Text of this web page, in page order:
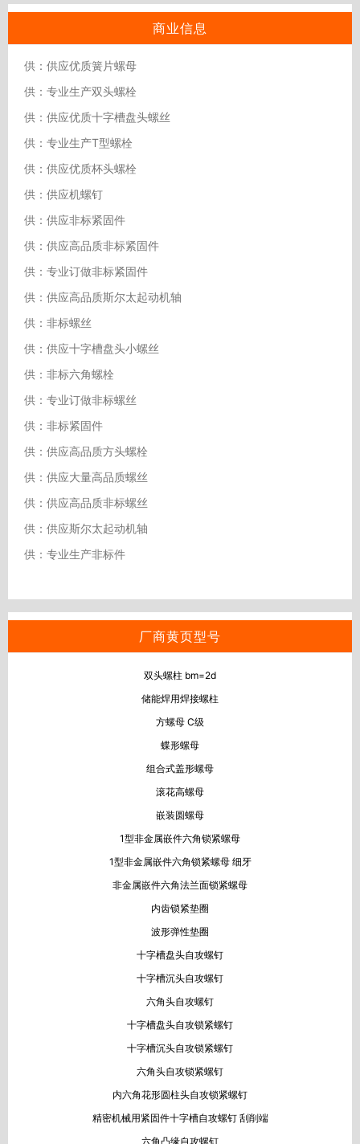
商业信息
供：供应优质簧片螺母
供：专业生产双头螺栓
供：供应优质十字槽盘头螺丝
供：专业生产T型螺栓
供：供应优质杯头螺栓
供：供应机螺钉
供：供应非标紧固件
供：供应高品质非标紧固件
供：专业订做非标紧固件
供：供应高品质斯尔太起动机轴
供：非标螺丝
供：供应十字槽盘头小螺丝
供：非标六角螺栓
供：专业订做非标螺丝
供：非标紧固件
供：供应高品质方头螺栓
供：供应大量高品质螺丝
供：供应高品质非标螺丝
供：供应斯尔太起动机轴
供：专业生产非标件
厂商黄页型号
双头螺柱 bm=2d
储能焊用焊接螺柱
方螺母 C级
蝶形螺母
组合式盖形螺母
滚花高螺母
嵌装圆螺母
1型非金属嵌件六角锁紧螺母
1型非金属嵌件六角锁紧螺母 细牙
非金属嵌件六角法兰面锁紧螺母
内齿锁紧垫圈
波形弹性垫圈
十字槽盘头自攻螺钉
十字槽沉头自攻螺钉
六角头自攻螺钉
十字槽盘头自攻锁紧螺钉
十字槽沉头自攻锁紧螺钉
六角头自攻锁紧螺钉
内六角花形圆柱头自攻锁紧螺钉
精密机械用紧固件十字槽自攻螺钉 刮削端
六角凸缘自攻螺钉